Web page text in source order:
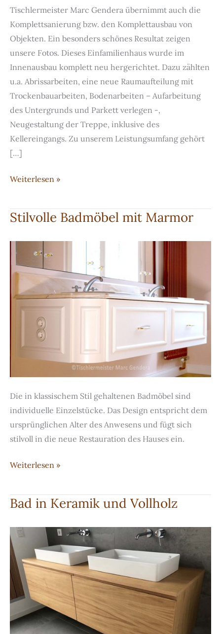
Tischlermeister Marc Gendera übernimmt auch die
Komplettsanierung bzw. den Komplettausbau von
Objekten. Ein besonders schönes Resultat zeigen
unsere Fotos. Dieses Einfamilienhaus wurde im
Innenausbau komplett neu hergerichtet. Dazu zählten
u.a. Abrissarbeiten, eine neue Raumaufteilung mit
Trockenbauarbeiten, Bodenarbeiten – Aufarbeitung
des Untergrunds und Parkett verlegen -,
Neugestaltung der Treppe, inklusive des
Kellereingangs. Zu unserem Leistungsumfang gehört
[…]
Komplettausbau
Einfamilienhauses
–
einer
Hand
Weiterlesen »
Stilvolle Badmöbel mit Marmor
Die in klassischem Stil gehaltenen Badmöbel sind
individuelle Einzelstücke. Das Design entspricht dem
ursprünglichen Alter des Anwesens und fügt sich
stilvoll in die neue Restauration des Hauses ein.
Stilvolle
mit
Marmor
Weiterlesen »
Bad in Keramik und Vollholz